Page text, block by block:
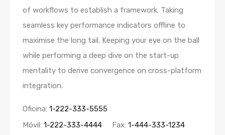
of workflows to establish a framework. Taking
seamless key performance indicators offline to
maximise the long tail. Keeping your eye on the ball
while performing a deep dive on the start-up
mentality to derive convergence on cross-platform
integration.
Oficina: 1-222-333-5555
Móvil: 1-222-333-4444 Fax: 1-444-333-1234